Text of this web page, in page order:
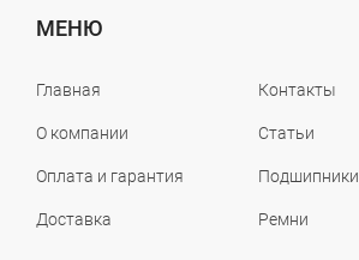
МЕНЮ
Главная
О компании
Оплата и гарантия
Доставка
Контакты
Статьи
Подшипники
Ремни